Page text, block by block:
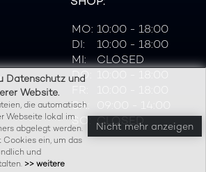
Datenschutz und
Website.
die automatisch
Webseite lokal im
abgelegt werden.
ein, um das
und
>> weitere
Nicht mehr anzeigen
MO: 10:00 - 18:00
DI:
10:00 - 18:00
MI:
CLOSED
DO:
SA:
09:00 - 14:00
SO: CLOSED